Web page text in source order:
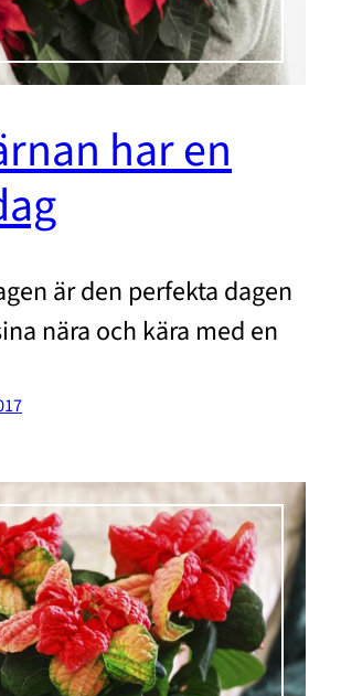
har en
är den perfekta dagen
nära och kära med en